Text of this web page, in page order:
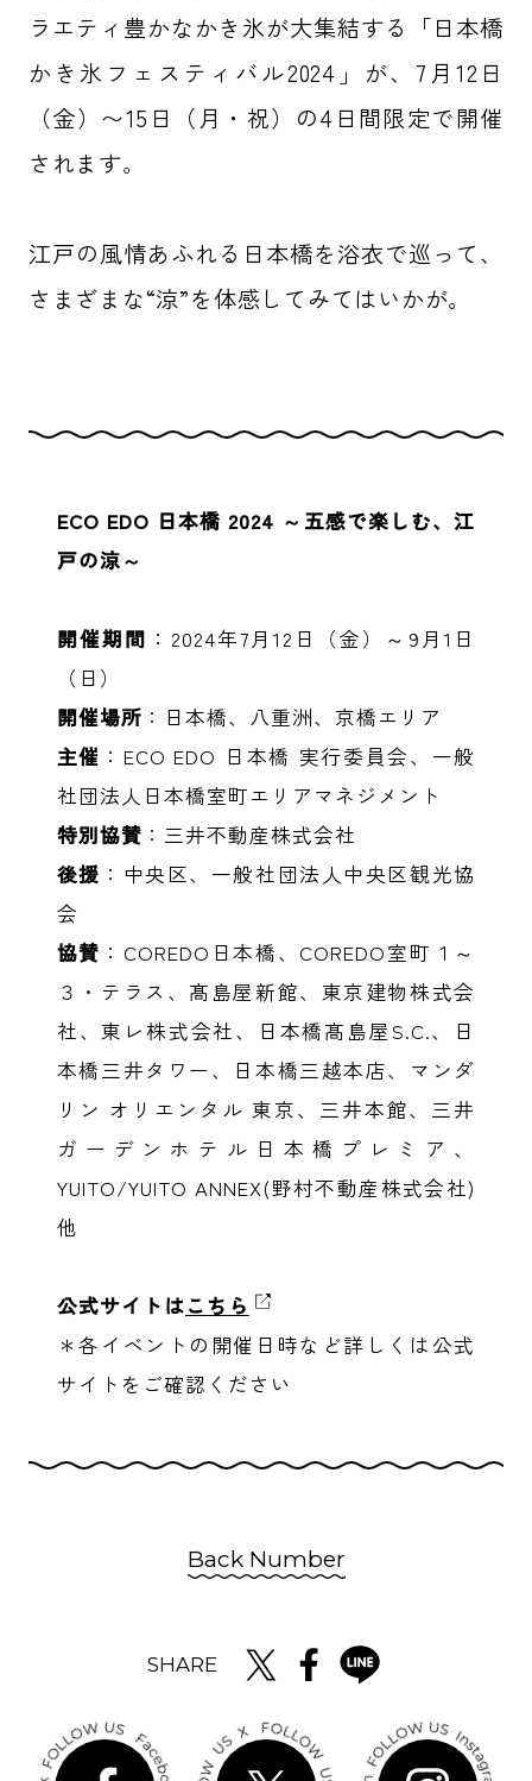
ラエティ豊かなかき氷が大集結する「日本橋
かき氷フェスティバル2024」が、7月12日
（金）〜15日（月・祝）の4日間限定で開催
されます。
江戸の風情あふれる日本橋を浴衣で巡って、
さまざまな“涼”を体感してみてはいかが。
ECO EDO 日本橋 2024 ～五感で楽しむ、江
戸の涼～
開催期間 ：2024年7月12日（金）～9月1日
（日）
開催場所 ：日本橋、八重洲、京橋エリア
主催 ：ECO EDO 日本橋 実行委員会、一般
社団法人日本橋室町エリアマネジメント
特別協賛 ：三井不動産株式会社
後援 ：中央区、一般社団法人中央区観光協
会
協賛 ：COREDO日本橋、COREDO室町１～
３・テラス、髙島屋新館、東京建物株式会
社、東レ株式会社、日本橋髙島屋S.C.、日
本橋三井タワー、日本橋三越本店、マンダ
リン オリエンタル 東京、三井本館、三井
ガーデンホテル日本橋プレミア、
YUITO/YUITO ANNEX(野村不動産株式会社)
他
公式サイトはこちら
＊各イベントの開催日時など詳しくは公式
サイトをご確認ください
Back Number
SHARE